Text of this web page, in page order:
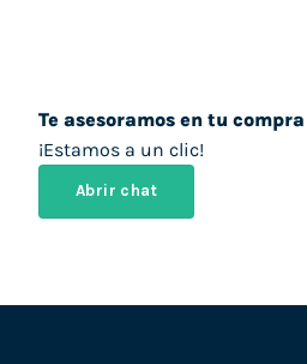
Te asesoramos en tu compra
¡Estamos a un clic!
Abrir chat